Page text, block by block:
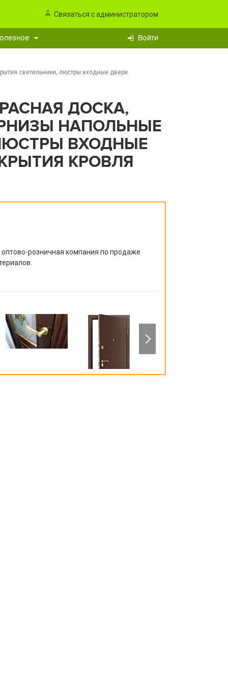
Связаться с администратором
Войти
светильники, люстры входные двери
ДОСКА,
НАПОЛЬНЫЕ
ВХОДНЫЕ
КРОВЛЯ
розничная компания по продаже